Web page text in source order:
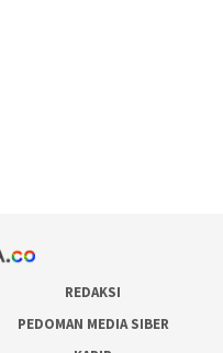
REDAKSI
PEDOMAN MEDIA SIBER